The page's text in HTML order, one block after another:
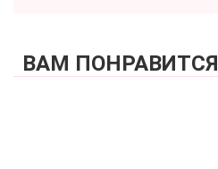
ВАМ ПОНРАВИТСЯ